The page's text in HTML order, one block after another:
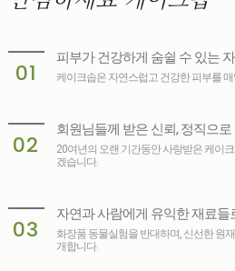
01
피부가 건강하게 숨쉴 수 있는
케이크솝은 자연스럽고 건강한 피부를
02
회원님들께 받은 신뢰, 정직으
20여년의 오랜 기간동안 사랑받은 케이
겠습니다.
03
자연과 사람에게 유익한 재료들
화장품 동물실험을 반대하며, 신선한 원
개합니다.